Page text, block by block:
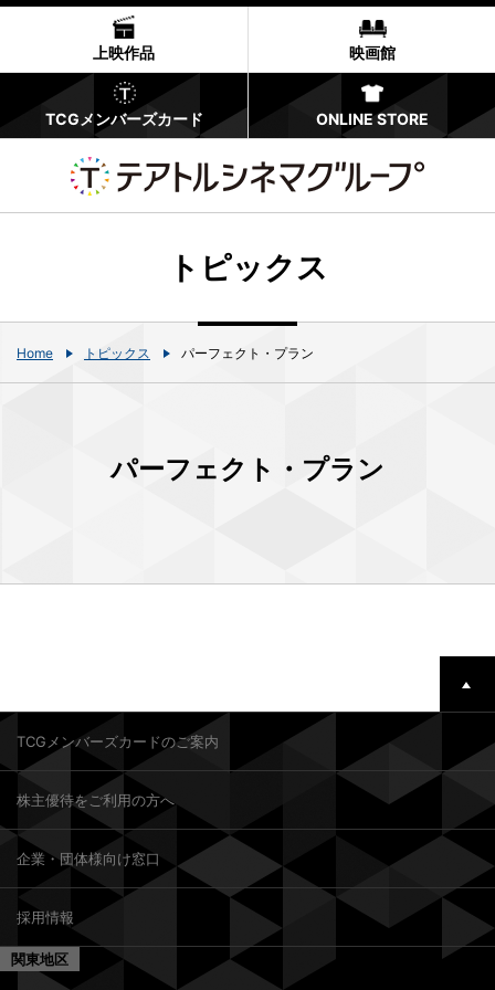
上映作品 映画館
TCGメンバーズカード ONLINE STORE
トピックス
Home トピックス パーフェクト・プラン
パーフェクト・プラン
TCGメンバーズカードのご案内
株主優待をご利用の方へ
企業・団体様向け窓口
採用情報
関東地区